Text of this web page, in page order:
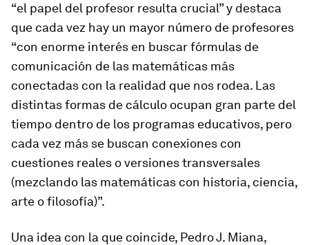
“el papel del profesor resulta crucial” y destaca
que cada vez hay un mayor número de profesores
“con enorme interés en buscar fórmulas de
comunicación de las matemáticas más
conectadas con la realidad que nos rodea. Las
distintas formas de cálculo ocupan gran parte del
tiempo dentro de los programas educativos, pero
cada vez más se buscan conexiones con
cuestiones reales o versiones transversales
(mezclando las matemáticas con historia, ciencia,
arte o filosofía)”.
Una idea con la que coincide, Pedro J. Miana,